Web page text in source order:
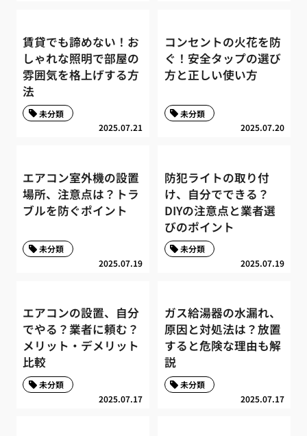
賃貸でも諦めない！お
しゃれな照明で部屋の
雰囲気を格上げする方
法
2025.07.21
未分類
コンセントの火花を防
ぐ！安全タップの選び
方と正しい使い方
2025.07.20
未分類
エアコン室外機の設置
場所、注意点は？トラ
ブルを防ぐポイント
2025.07.19
未分類
防犯ライトの取り付
け、自分でできる？
DIYの注意点と業者選
びのポイント
2025.07.19
未分類
エアコンの設置、自分
でやる？業者に頼む？
メリット・デメリット
比較
2025.07.17
未分類
ガス給湯器の水漏れ、
原因と対処法は？放置
すると危険な理由も解
説
2025.07.17
未分類